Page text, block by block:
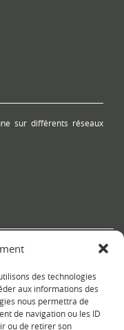
des technologies
aux informations des
nous permettra de
de navigation ou les ID
ou de retirer son
sur différents réseaux